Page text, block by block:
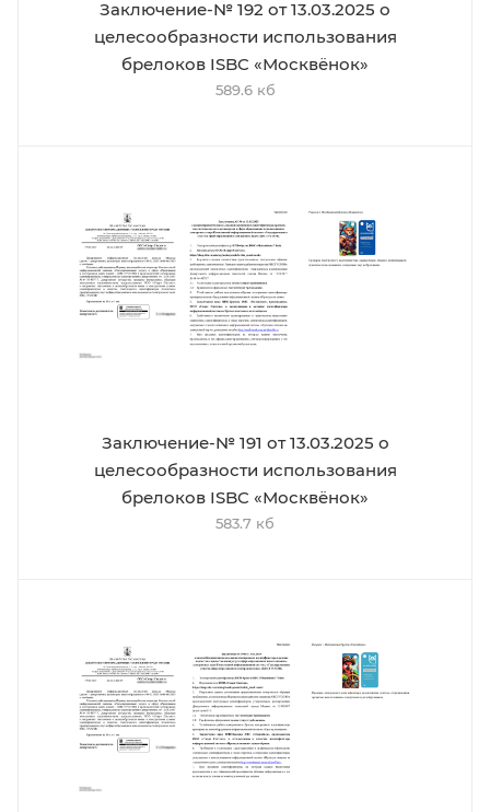
Заключение-№ 192 от 13.03.2025 о
целесообразности использования
брелоков ISBC «Москвёнок»
589.6 кб
Заключение-№ 191 от 13.03.2025 о
целесообразности использования
брелоков ISBC «Москвёнок»
583.7 кб